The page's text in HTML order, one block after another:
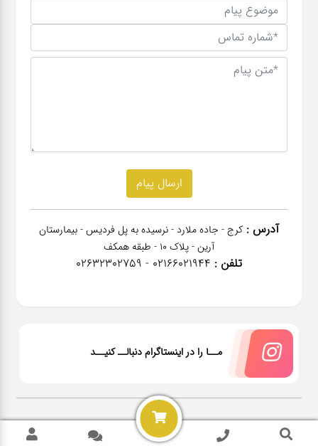
آدرس : کرج - جاده ملارد - نرسیده به پل فردیس - بیمارستان
آرین - پلاک 10 - طبقه همکف
تلفن : 02166021944 - 02632302759
مــا را در اینستاگرام دنبالــ کنیــد